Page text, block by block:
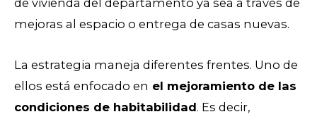
mejoras al espacio o entrega de casas nuevas.
La estrategia maneja diferentes frentes. Uno de
ellos está enfocado en el mejoramiento de las
condiciones de habitabilidad. Es decir,